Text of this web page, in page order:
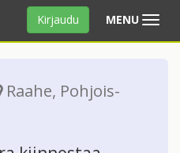
MENU Avaa
valikko
Kirjaudu
Raahe, Pohjois-